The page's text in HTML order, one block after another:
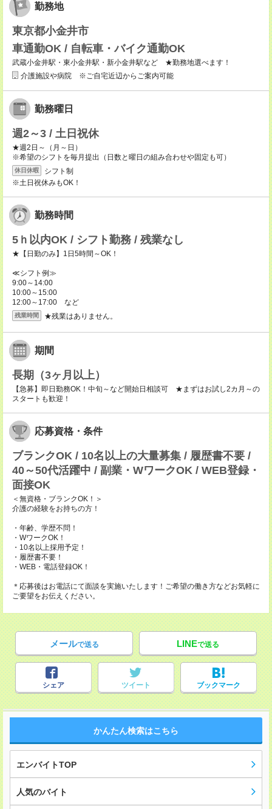
勤務地
東京都小金井市
車通勤OK / 自転車・バイク通勤OK
武蔵小金井駅・東小金井駅・新小金井駅など ★勤務地選べます！
介護施設や病院 ※ご自宅近辺からご案内可能
勤務曜日
週2～3 / 土日祝休
★週2日～（月～日）
※希望のシフトを毎月提出（日数と曜日の組み合わせや固定も可）
休日休暇
シフト制
※土日祝休みもOK！
勤務時間
5ｈ以内OK / シフト勤務 / 残業なし
★【日勤のみ】1日5時間～OK！
≪シフト例≫
9:00～14:00
10:00～15:00
12:00～17:00 など
残業時間 ★残業はありません。
期間
長期（3ヶ月以上）
【急募】即日勤務OK！中旬～など開始日相談可 ★まずはお試し2カ月～の
スタートも歓迎！
応募資格・条件
ブランクOK / 10名以上の大量募集 / 履歴書不要 /
40～50代活躍中 / 副業・WワークOK / WEB登録・
面接OK
＜無資格・ブランクOK！＞
介護の経験をお持ちの方！
・年齢、学歴不問！
・WワークOK！
・10名以上採用予定！
・履歴書不要！
・WEB・電話登録OK！
＊応募後はお電話にて面談を実施いたします！ご希望の働き方などお気軽に
ご要望をお伝えください。
メールで送る LINEで送る
シェア ツイート ブックマーク
かんたん検索はこちら
エンバイトTOP
人気のバイト